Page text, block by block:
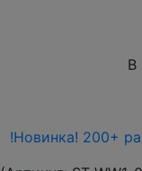
В
!Новинка! 200+